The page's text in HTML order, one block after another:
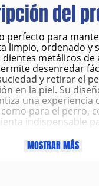
del
perfecto para
limpio, ordenado y
dientes metálicos de
desenredar
y retirar el
en la piel. Su
una experiencia
para el perro,
indispensable
razas y tipos de pelo.
Características
MOSTRAR MÁS